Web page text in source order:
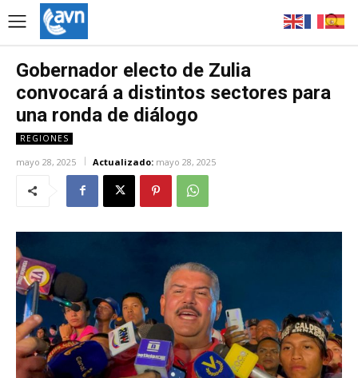
Gobernador electo de Zulia
convocará a distintos sectores para
una ronda de diálogo
REGIONES
mayo 28, 2025 Actualizado: mayo 28, 2025